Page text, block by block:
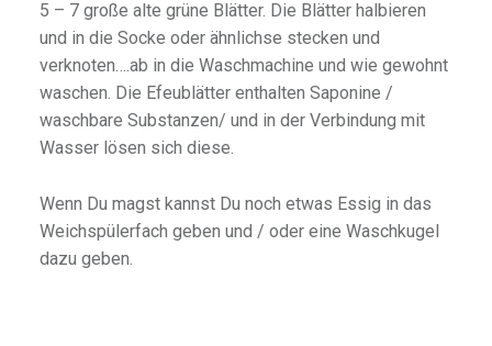
5 – 7 große alte grüne Blätter. Die Blätter halbieren
und in die Socke oder ähnlichse stecken und
verknoten….ab in die Waschmachine und wie gewohnt
waschen. Die Efeublätter enthalten Saponine /
waschbare Substanzen/ und in der Verbindung mit
Wasser lösen sich diese.
Wenn Du magst kannst Du noch etwas Essig in das
Weichspülerfach geben und / oder eine Waschkugel
dazu geben.